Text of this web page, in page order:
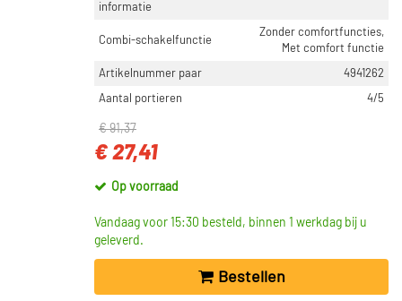
informatie
Combi-schakelfunctie
Zonder comfortfuncties,
Met comfort functie
Artikelnummer paar
4941262
Aantal portieren
4/5
€ 91,37
€ 27,41
Op voorraad
Vandaag voor 15:30 besteld, binnen 1 werkdag bij u
geleverd.
Bestellen